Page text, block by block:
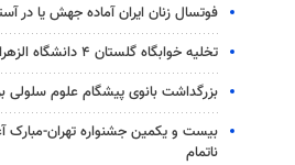
فوتسال زنان ایران آماده جهش یا در
تخلیه خوابگاه گلستان ۴ دانشگاه الزهرا(س) از امروز
بزرگداشت بانوی پیشگام علوم سلولی
بیست و یکمین جشنواره تهران-مبارک
ناتمام